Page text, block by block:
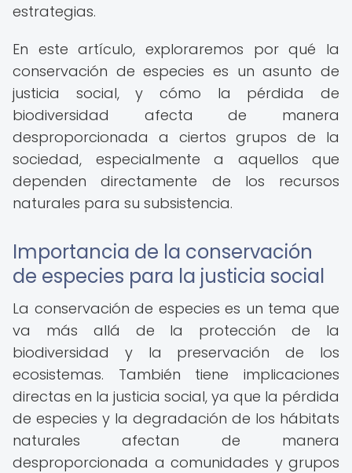
estrategias.
En este artículo, exploraremos por qué la
conservación de especies es un asunto de
justicia social, y cómo la pérdida de
biodiversidad afecta de manera
desproporcionada a ciertos grupos de la
sociedad, especialmente a aquellos que
dependen directamente de los recursos
naturales para su subsistencia.
Importancia de la conservación
de especies para la justicia social
La conservación de especies es un tema que
va más allá de la protección de la
biodiversidad y la preservación de los
ecosistemas. También tiene implicaciones
directas en la justicia social, ya que la pérdida
de especies y la degradación de los hábitats
naturales afectan de manera
desproporcionada a comunidades y grupos